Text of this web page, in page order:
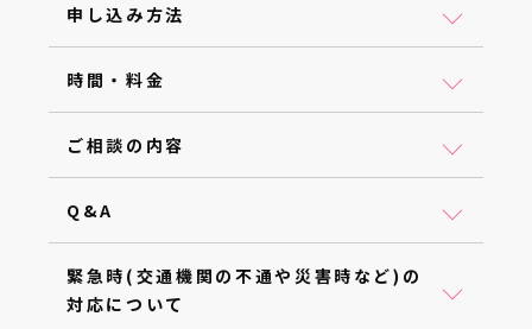
申し込み方法
時間・料金
ご相談の内容
Q&A
緊急時(交通機関の不通や災害時など)の
対応について